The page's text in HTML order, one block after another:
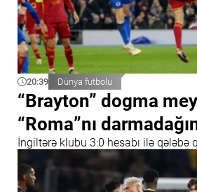
20:39 Dünya futbolu
“Brayton” dogma
“Roma”nı
İngiltərə klubu 3:0 hesabı ilə qələbə